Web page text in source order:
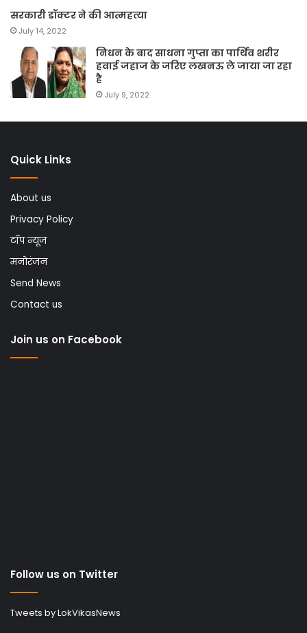
सरकारी डॉक्टर ने की आत्महत्या
July 14, 2022
निधन के बाद साधना गुप्ता का पार्थिव शरीर
हवाई जहाज के जरिए लखनऊ ले जाया जा रहा
है
July 9, 2022
Quick Links
About us
Privacy Policy
टॉप न्यूज
मनोरंजन
Send News
Contact us
Join us on Facebook
Follow us on Twitter
Tweets by LokVikasNews